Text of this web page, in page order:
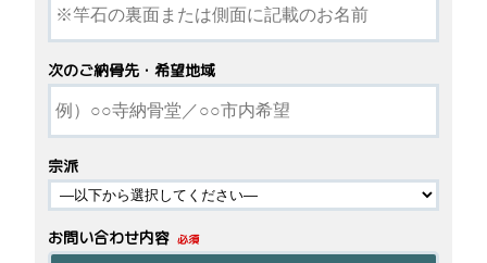
次のご納骨先・希望地域
宗派
お問い合わせ内容 必須